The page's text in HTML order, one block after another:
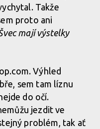
i integrálka v jedné
i integrálka v jedné
Takže
proto ani
mají výstelky
Výhled
sem tam líznu
do očí.
jezdit ve
problém, tak ať